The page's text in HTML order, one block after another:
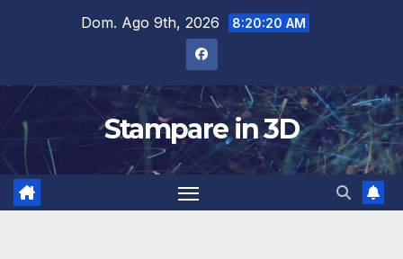
Dom. Ago 9th, 2026 8:20:21 AM
Stampare in 3D